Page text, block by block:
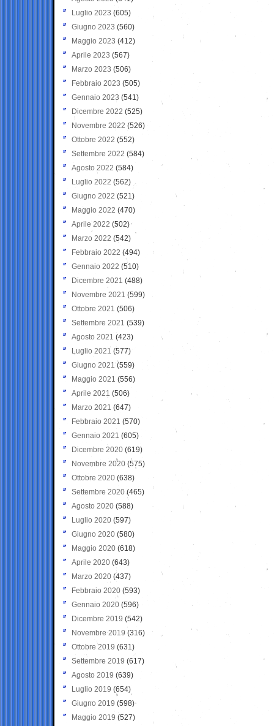
Luglio 2023 (605)
Giugno 2023 (560)
Maggio 2023 (412)
Aprile 2023 (567)
Marzo 2023 (506)
Febbraio 2023 (505)
Gennaio 2023 (541)
Dicembre 2022 (525)
Novembre 2022 (526)
Ottobre 2022 (552)
Settembre 2022 (584)
Agosto 2022 (584)
Luglio 2022 (562)
Giugno 2022 (521)
Maggio 2022 (470)
Aprile 2022 (502)
Marzo 2022 (542)
Febbraio 2022 (494)
Gennaio 2022 (510)
Dicembre 2021 (488)
Novembre 2021 (599)
Ottobre 2021 (506)
Settembre 2021 (539)
Agosto 2021 (423)
Luglio 2021 (577)
Giugno 2021(559)
Maggio 2021 (556)
Aprile 2021 (506)
Marzo 2021 (647)
Febbraio 2021 (570)
Gennaio 2021 (605)
Dicembre 2020 (619)
Novembre 2020 (575)
Ottobre 2020 (638)
Settembre 2020(465)
Agosto 2020 (588)
Luglio 2020 (597)
Giugno 2020 (580)
Maggio 2020 (618)
Aprile 2020 (643)
Marzo 2020 (437)
Febbraio 2020 (593)
Gennaio 2020 (596)
Dicembre 2019 (542)
Novembre 2019 (316)
Ottobre 2019 (631)
Settembre 2019 (617)
Agosto 2019 (639)
Luglio 2019 (654)
Giugno 2019 (598)
Maggio 2019 (527)